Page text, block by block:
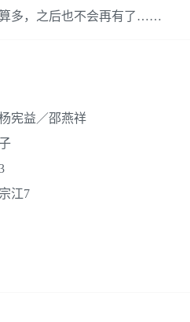
多，之后也不会再有了……
宪益／邵燕祥
江7